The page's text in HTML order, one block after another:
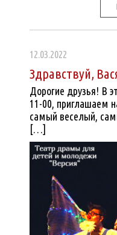
12.03.2022
Здравствуй,
Дорогие друзья! В
11-00, приглашаем
самый веселый,
[…]